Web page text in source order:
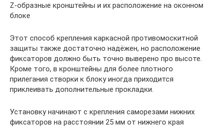
Z-образные кронштейны и их расположение на оконном
блоке
Этот способ крепления каркасной противомоскитной
защиты также достаточно надёжен, но расположение
фиксаторов должно быть точно выверено про высоте.
Кроме того, в кронштейны для более плотного
прилегания створки к блоку иногда приходится
приклеивать дополнительные прокладки.
Установку начинают с крепления саморезами нижних
фиксаторов на расстоянии 25 мм от нижнего края